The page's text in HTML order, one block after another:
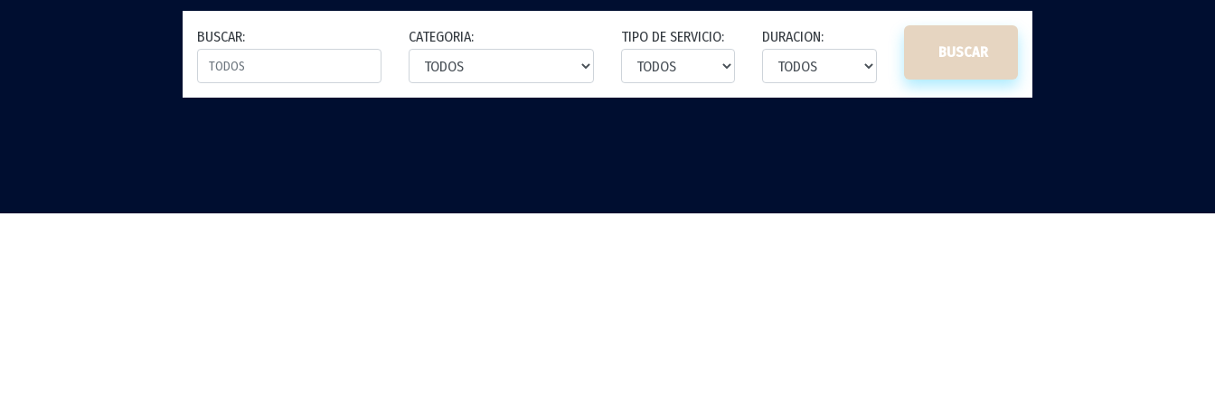
BUSCAR: CATEGORIA: TIPO DE SERVICIO:
DURACION:
BUSCAR